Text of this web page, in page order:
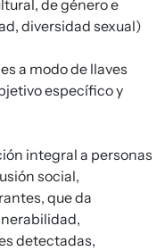
de género e
diversidad sexual)
a modo de llaves
específico y
integral a personas
social,
que da
detectadas,